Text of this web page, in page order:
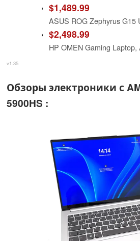
$1,489.99
$2,498.99
v1.35
Обзоры электроники с
5900HS :